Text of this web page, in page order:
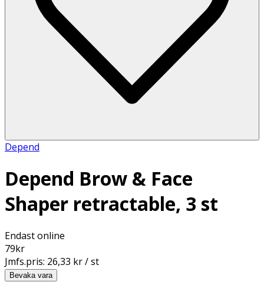
Depend
Depend Brow & Face
Shaper retractable, 3 st
Endast online
79kr
Jmfs.pris: 26,33 kr / st
Bevaka vara